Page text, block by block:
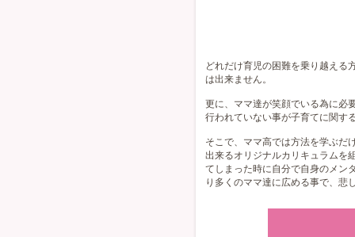
どれだけ育児の困難を乗り越える
は出来ません。
更に、ママ達が笑顔でいる為に必
行われていない事が子育てに関す
そこで、ママ高では方法を学ぶだ
出来るオリジナルカリキュラムを
てしまった時に自分で自身のメン
り多くのママ達に広める事で、悲